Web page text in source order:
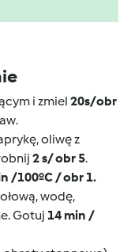
i zmiel 20s/obr
oliwę z
2 s/ obr 5.
/100ºC / obr 1.
wodę,
Gotuj 14 min /